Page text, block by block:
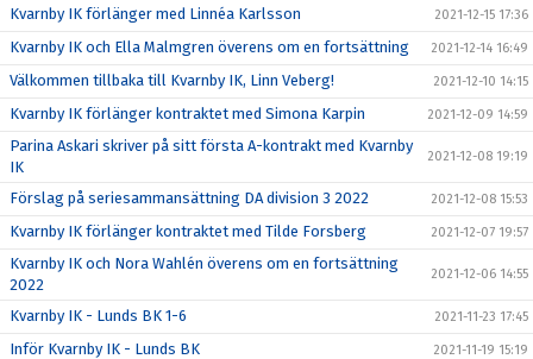
Kvarnby IK förlänger med Linnéa Karlsson 2021-12-15 17:36
Kvarnby IK och Ella Malmgren överens om en fortsättning 2021-12-14 16:49
Välkommen tillbaka till Kvarnby IK, Linn Veberg! 2021-12-10 14:15
Kvarnby IK förlänger kontraktet med Simona Karpin 2021-12-09 14:59
Parina Askari skriver på sitt första A-kontrakt med Kvarnby
IK
2021-12-08 19:19
Förslag på seriesammansättning DA division 3 2022 2021-12-08 15:53
Kvarnby IK förlänger kontraktet med Tilde Forsberg 2021-12-07 19:57
Kvarnby IK och Nora Wahlén överens om en fortsättning
2022
2021-12-06 14:55
Kvarnby IK - Lunds BK 1-6 2021-11-23 17:45
Inför Kvarnby IK - Lunds BK 2021-11-19 15:19